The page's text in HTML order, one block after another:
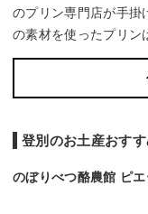
のプリン専門店が手掛
の素材を使ったプリン
登別のお土産おす
のぼりべつ酪農館 ピ